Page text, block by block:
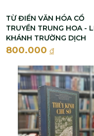
TỪ ĐIỂN VĂN HÓA CỔ
TRUYỀN TRUNG HOA -
KHÁNH TRƯỜNG DỊCH
800.000 đ